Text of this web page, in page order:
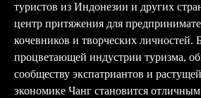
туристов из Индонезии и других
центр притяжения для
кочевников и творческих личностей.
процветающей индустрии туризма,
сообществу экспатриантов и
экономике Чанг становится